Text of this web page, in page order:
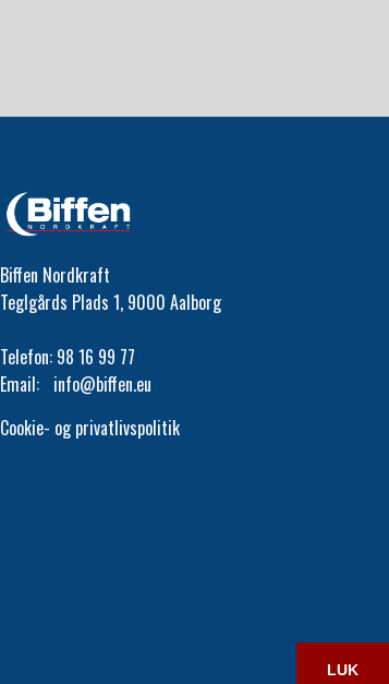
LUK
Biffen Nordkraft
Teglgårds Plads 1, 9000 Aalborg
Telefon: 98 16 99 77
Email: info@biffen.eu
Cookie- og privatlivspolitik